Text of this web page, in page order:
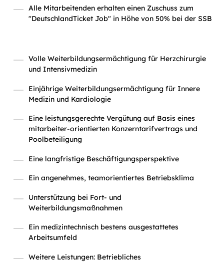
Alle Mitarbeitenden erhalten einen Zuschuss zum
"DeutschlandTicket Job" in Höhe von 50% bei der SSB
Volle Weiterbildungsermächtigung für Herzchirurgie
und Intensivmedizin
Einjährige Weiterbildungsermächtigung für Innere
Medizin und Kardiologie
Eine leistungsgerechte Vergütung auf Basis eines
mitarbeiter-orientierten Konzerntarifvertrags und
Poolbeteiligung
Eine langfristige Beschäftigungsperspektive
Ein angenehmes, teamorientiertes Betriebsklima
Unterstützung bei Fort- und
Weiterbildungsmaßnahmen
Ein medizintechnisch bestens ausgestattetes
Arbeitsumfeld
Weitere Leistungen: Betriebliches